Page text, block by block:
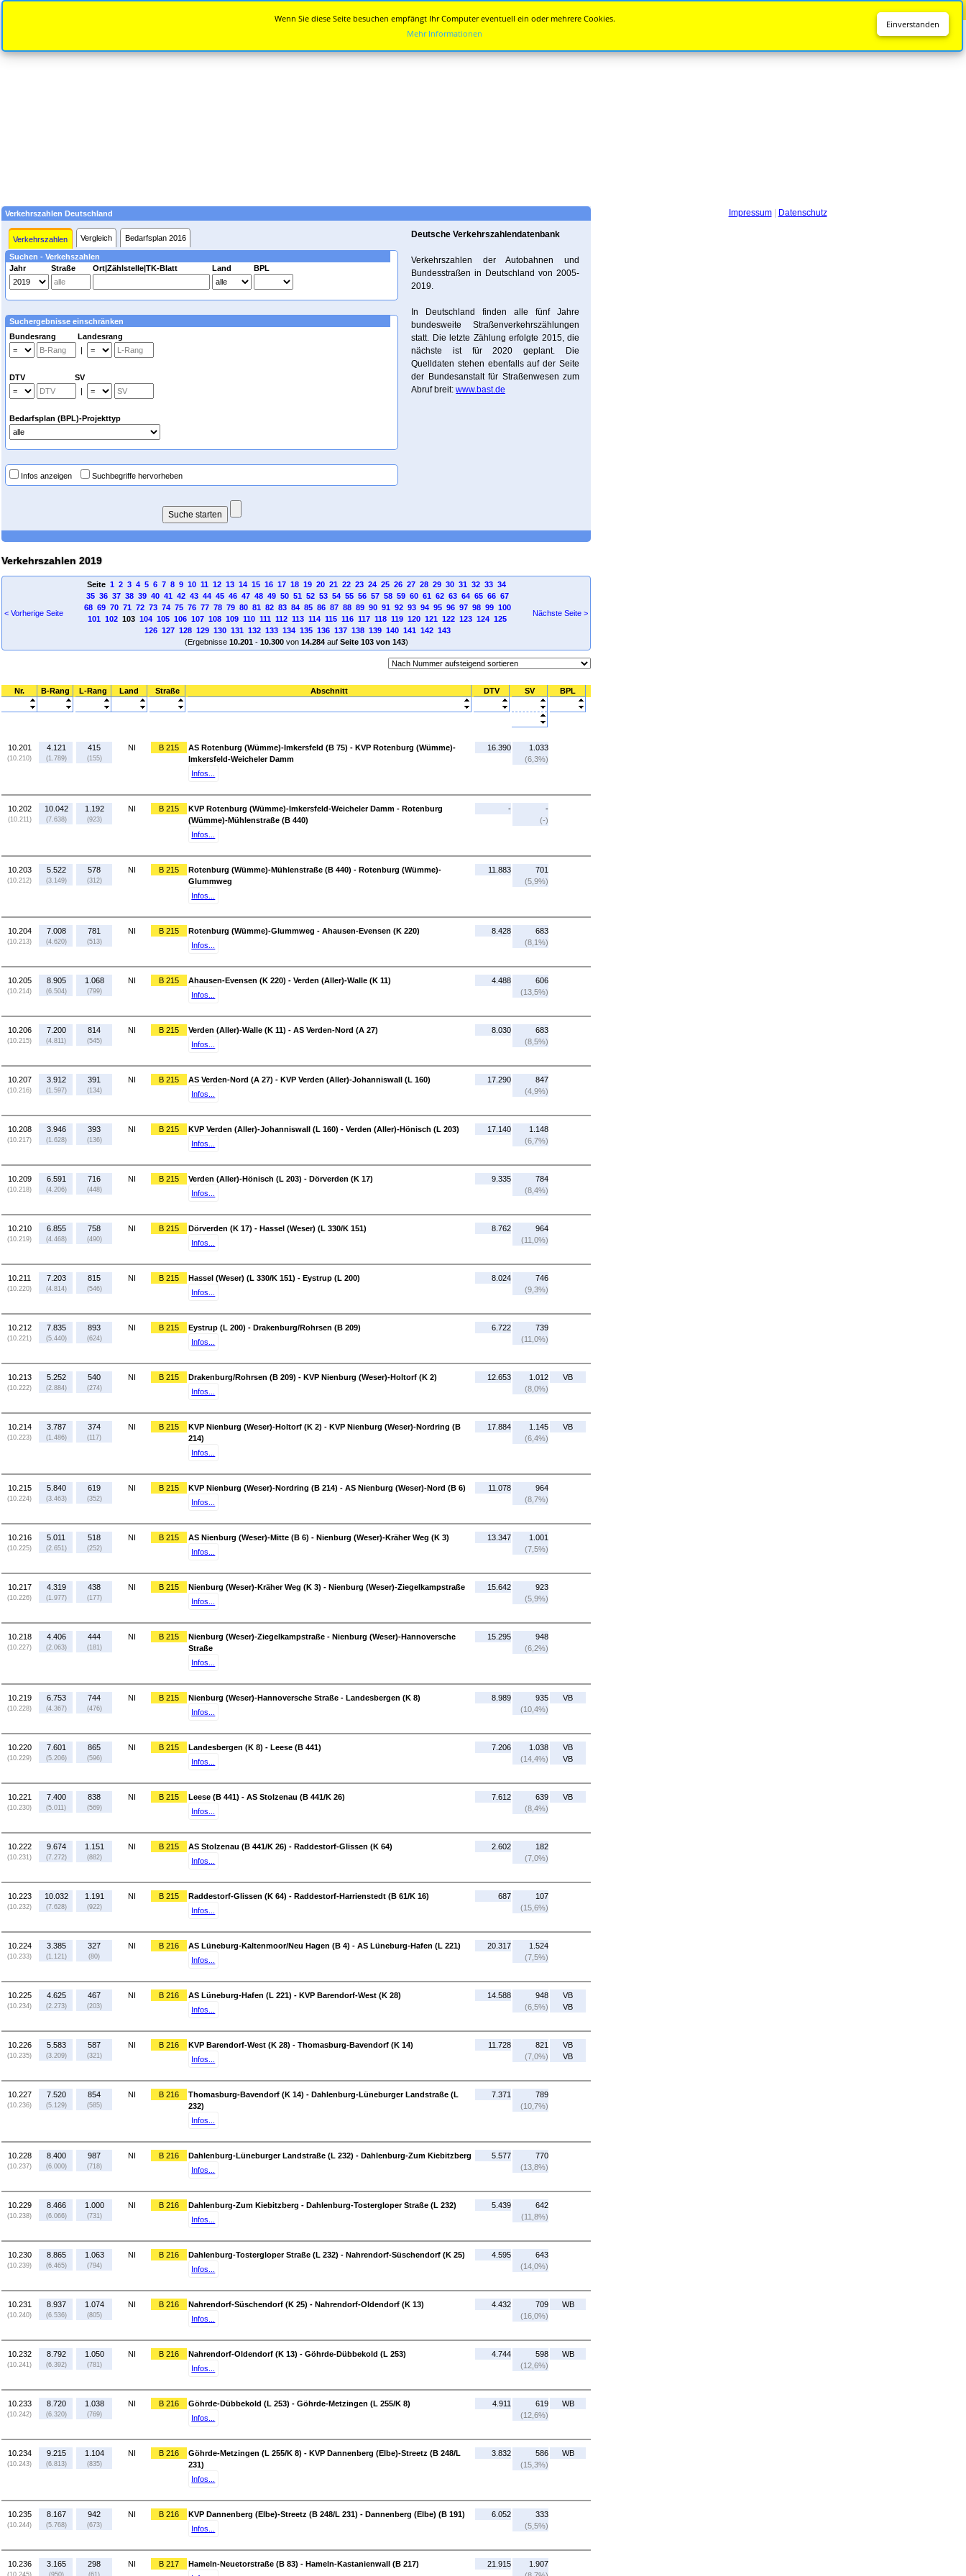
Verkehrszahlen Deutschland
Verkehrszahlen Vergleich Bedarfsplan 2016
Suchen - Verkehszahlen
Jahr
Straße Ort|Zählstelle|TK-Blatt Land BPL
Suchergebnisse einschränken
Bundesrang Landesrang
|
DTV SV
|
Bedarfsplan (BPL)-Projekttyp
Infos anzeigen Suchbegriffe hervorheben
Deutsche Verkehrszahlendatenbank
Verkehrszahlen der Autobahnen und
Bundesstraßen in Deutschland von 2005-
2019.
In Deutschland finden alle fünf Jahre
bundesweite Straßenverkehrszählungen
statt. Die letzte Zählung erfolgte 2015, die
nächste ist für 2020 geplant. Die
Quelldaten stehen ebenfalls auf der Seite
der Bundesanstalt für Straßenwesen zum
Abruf breit: www.bast.de
Verkehrszahlen 2019
< Vorherige Seite
Seite 1 2 3 4 5 6 7 8 9 10 11 12 13 14 15 16 17 18 19 20 21 22 23 24 25 26 27 28 29 30 31 32 33 34
35 36 37 38 39 40 41 42 43 44 45 46 47 48 49 50 51 52 53 54 55 56 57 58 59 60 61 62 63 64 65 66 67
68 69 70 71 72 73 74 75 76 77 78 79 80 81 82 83 84 85 86 87 88 89 90 91 92 93 94 95 96 97 98 99 100
101 102 103 104 105 106 107 108 109 110 111 112 113 114 115 116 117 118 119 120 121 122 123 124 125
126 127 128 129 130 131 132 133 134 135 136 137 138 139 140 141 142 143
(Ergebnisse 10.201- 10.300von 14.284auf Seite 103 von 143)
Nächste Seite >
Nr. B-Rang L-Rang Land Straße Abschnitt DTV SV BPL
10.201
(10.210)
4.121
(1.789)
415
(155)
NI B 215
AS Rotenburg (Wümme)-Imkersfeld (B 75) - KVP Rotenburg (Wümme)-
Imkersfeld-Weicheler Damm
Infos...
16.390
1.033
(6,3%)
10.202
(10.211)
10.042
(7.638)
1.192
(923)
NI B 215
KVP Rotenburg (Wümme)-Imkersfeld-Weicheler Damm - Rotenburg
(Wümme)-Mühlenstraße (B 440)
Infos...
-
-
(-)
10.203
(10.212)
5.522
(3.149)
578
(312)
NI B 215
Rotenburg (Wümme)-Mühlenstraße (B 440) - Rotenburg (Wümme)-
Glummweg
Infos...
11.883
701
(5,9%)
10.204
(10.213)
7.008
(4.620)
781
(513)
NI B 215
Rotenburg (Wümme)-Glummweg - Ahausen-Evensen (K 220)
Infos...
8.428
683
(8,1%)
10.205
(10.214)
8.905
(6.504)
1.068
(799)
NI B 215
Ahausen-Evensen (K 220) - Verden (Aller)-Walle (K 11)
Infos...
4.488
606
(13,5%)
10.206
(10.215)
7.200
(4.811)
814
(545)
NI B 215
Verden (Aller)-Walle (K 11) - AS Verden-Nord (A 27)
Infos...
8.030
683
(8,5%)
10.207
(10.216)
3.912
(1.597)
391
(134)
NI B 215
AS Verden-Nord (A 27) - KVP Verden (Aller)-Johanniswall (L 160)
Infos...
17.290
847
(4,9%)
10.208
(10.217)
3.946
(1.628)
393
(136)
NI B 215
KVP Verden (Aller)-Johanniswall (L 160) - Verden (Aller)-Hönisch (L 203)
Infos...
17.140
1.148
(6,7%)
10.209
(10.218)
6.591
(4.206)
716
(448)
NI B 215
Verden (Aller)-Hönisch (L 203) - Dörverden (K 17)
Infos...
9.335
784
(8,4%)
10.210
(10.219)
6.855
(4.468)
758
(490)
NI B 215
Dörverden (K 17) - Hassel (Weser) (L 330/K 151)
Infos...
8.762
964
(11,0%)
10.211
(10.220)
7.203
(4.814)
815
(546)
NI B 215
Hassel (Weser) (L 330/K 151) - Eystrup (L 200)
Infos...
8.024
746
(9,3%)
10.212
(10.221)
7.835
(5.440)
893
(624)
NI B 215
Eystrup (L 200) - Drakenburg/Rohrsen (B 209)
Infos...
6.722
739
(11,0%)
10.213
(10.222)
5.252
(2.884)
540
(274)
NI B 215
Drakenburg/Rohrsen (B 209) - KVP Nienburg (Weser)-Holtorf (K 2)
Infos...
12.653
1.012
(8,0%)
VB
10.214
(10.223)
3.787
(1.486)
374
(117)
NI B 215
KVP Nienburg (Weser)-Holtorf (K 2) - KVP Nienburg (Weser)-Nordring (B
214)
Infos...
17.884
1.145
(6,4%)
VB
10.215
(10.224)
5.840
(3.463)
619
(352)
NI B 215
KVP Nienburg (Weser)-Nordring (B 214) - AS Nienburg (Weser)-Nord (B 6)
Infos...
11.078
964
(8,7%)
10.216
(10.225)
5.011
(2.651)
518
(252)
NI B 215
AS Nienburg (Weser)-Mitte (B 6) - Nienburg (Weser)-Kräher Weg (K 3)
Infos...
13.347
1.001
(7,5%)
10.217
(10.226)
4.319
(1.977)
438
(177)
NI B 215
Nienburg (Weser)-Kräher Weg (K 3) - Nienburg (Weser)-Ziegelkampstraße
Infos...
15.642
923
(5,9%)
10.218
(10.227)
4.406
(2.063)
444
(181)
NI B 215
Nienburg (Weser)-Ziegelkampstraße - Nienburg (Weser)-Hannoversche
Straße
Infos...
15.295
948
(6,2%)
10.219
(10.228)
6.753
(4.367)
744
(476)
NI B 215
Nienburg (Weser)-Hannoversche Straße - Landesbergen (K 8)
Infos...
8.989
935
(10,4%)
VB
10.220
(10.229)
7.601
(5.206)
865
(596)
NI B 215
Landesbergen (K 8) - Leese (B 441)
Infos...
7.206
1.038
(14,4%)
VB
VB
10.221
(10.230)
7.400
(5.011)
838
(569)
NI B 215
Leese (B 441) - AS Stolzenau (B 441/K 26)
Infos...
7.612
639
(8,4%)
VB
10.222
(10.231)
9.674
(7.272)
1.151
(882)
NI B 215
AS Stolzenau (B 441/K 26) - Raddestorf-Glissen (K 64)
Infos...
2.602
182
(7,0%)
10.223
(10.232)
10.032
(7.628)
1.191
(922)
NI B 215
Raddestorf-Glissen (K 64) - Raddestorf-Harrienstedt (B 61/K 16)
Infos...
687
107
(15,6%)
10.224
(10.233)
3.385
(1.121)
327
(80)
NI B 216
AS Lüneburg-Kaltenmoor/Neu Hagen (B 4) - AS Lüneburg-Hafen (L 221)
Infos...
20.317
1.524
(7,5%)
10.225
(10.234)
4.625
(2.273)
467
(203)
NI B 216
AS Lüneburg-Hafen (L 221) - KVP Barendorf-West (K 28)
Infos...
14.588
948
(6,5%)
VB
VB
10.226
(10.235)
5.583
(3.209)
587
(321)
NI B 216
KVP Barendorf-West (K 28) - Thomasburg-Bavendorf (K 14)
Infos...
11.728
821
(7,0%)
VB
VB
10.227
(10.236)
7.520
(5.129)
854
(585)
NI B 216
Thomasburg-Bavendorf (K 14) - Dahlenburg-Lüneburger Landstraße (L
232)
Infos...
7.371
789
(10,7%)
10.228
(10.237)
8.400
(6.000)
987
(718)
NI B 216
Dahlenburg-Lüneburger Landstraße (L 232) - Dahlenburg-Zum Kiebitzberg
Infos...
5.577
770
(13,8%)
10.229
(10.238)
8.466
(6.066)
1.000
(731)
NI B 216
Dahlenburg-Zum Kiebitzberg - Dahlenburg-Tostergloper Straße (L 232)
Infos...
5.439
642
(11,8%)
10.230
(10.239)
8.865
(6.465)
1.063
(794)
NI B 216
Dahlenburg-Tostergloper Straße (L 232) - Nahrendorf-Süschendorf (K 25)
Infos...
4.595
643
(14,0%)
10.231
(10.240)
8.937
(6.536)
1.074
(805)
NI B 216
Nahrendorf-Süschendorf (K 25) - Nahrendorf-Oldendorf (K 13)
Infos...
4.432
709
(16,0%)
WB
10.232
(10.241)
8.792
(6.392)
1.050
(781)
NI B 216
Nahrendorf-Oldendorf (K 13) - Göhrde-Dübbekold (L 253)
Infos...
4.744
598
(12,6%)
WB
10.233
(10.242)
8.720
(6.320)
1.038
(769)
NI B 216
Göhrde-Dübbekold (L 253) - Göhrde-Metzingen (L 255/K 8)
Infos...
4.911
619
(12,6%)
WB
10.234
(10.243)
9.215
(6.813)
1.104
(835)
NI B 216
Göhrde-Metzingen (L 255/K 8) - KVP Dannenberg (Elbe)-Streetz (B 248/L
231)
Infos...
3.832
586
(15,3%)
WB
10.235
(10.244)
8.167
(5.768)
942
(673)
NI B 216
KVP Dannenberg (Elbe)-Streetz (B 248/L 231) - Dannenberg (Elbe) (B 191)
Infos...
6.052
333
(5,5%)
10.236
(10.245)
3.165
(950)
298
(61)
NI B 217
Hameln-Neuetorstraße (B 83) - Hameln-Kastanienwall (B 217)
21.915
1.907
Impressum| Datenschutz
Einverstanden
Wenn Sie diese Seite besuchen empfängt Ihr Computer eventuell ein oder mehrere Cookies.
Mehr Informationen